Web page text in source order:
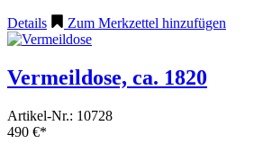
Details Zum Merkzettel hinzufügen
Vermeildose, ca. 1820
Artikel-Nr.: 10728
490 €*